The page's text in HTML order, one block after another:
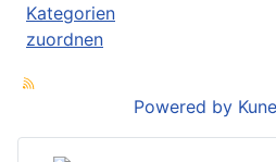
Kategorien
zuordnen
Powered by